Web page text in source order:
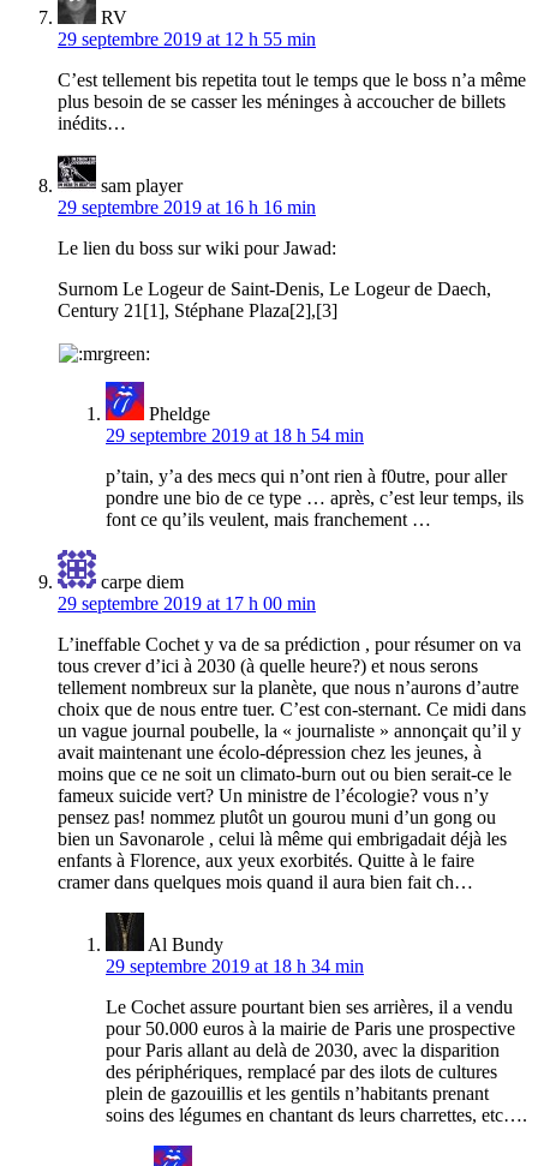
RV
29 septembre 2019 at 12 h 55 min
C’est tellement bis repetita tout le temps que le boss n’a même
plus besoin de se casser les méninges à accoucher de billets
inédits…
sam player
29 septembre 2019 at 16 h 16 min
Le lien du boss sur wiki pour Jawad:
Surnom Le Logeur de Saint-Denis, Le Logeur de Daech,
Century 21[1], Stéphane Plaza[2],[3]
Pheldge
29 septembre 2019 at 18 h 54 min
p’tain, y’a des mecs qui n’ont rien à f0utre, pour aller
pondre une bio de ce type … après, c’est leur temps, ils
font ce qu’ils veulent, mais franchement …
carpe diem
29 septembre 2019 at 17 h 00 min
L’ineffable Cochet y va de sa prédiction , pour résumer on va
tous crever d’ici à 2030 (à quelle heure?) et nous serons
tellement nombreux sur la planète, que nous n’aurons d’autre
choix que de nous entre tuer. C’est con-sternant. Ce midi dans
un vague journal poubelle, la « journaliste » annonçait qu’il y
avait maintenant une écolo-dépression chez les jeunes, à
moins que ce ne soit un climato-burn out ou bien serait-ce le
fameux suicide vert? Un ministre de l’écologie? vous n’y
pensez pas! nommez plutôt un gourou muni d’un gong ou
bien un Savonarole , celui là même qui embrigadait déjà les
enfants à Florence, aux yeux exorbités. Quitte à le faire
cramer dans quelques mois quand il aura bien fait ch…
Al Bundy
29 septembre 2019 at 18 h 34 min
Le Cochet assure pourtant bien ses arrières, il a vendu
pour 50.000 euros à la mairie de Paris une prospective
pour Paris allant au delà de 2030, avec la disparition
des périphériques, remplacé par des ilots de cultures
plein de gazouillis et les gentils n’habitants prenant
soins des légumes en chantant ds leurs charrettes, etc….